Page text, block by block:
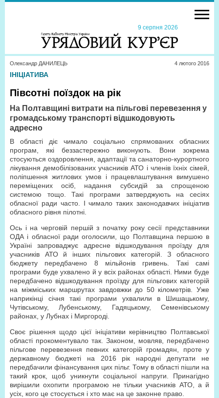
9 серпня 2026
Олександр ДАНИЛЕЦЬ 4 лютого 2016
ІНІЦІАТИВА
Півсотні поїздок на рік
На Полтавщині витрати на пільгові перевезення у
громадському транспорті відшкодовують
адресно
В області діє чимало соціально спрямованих обласних
програм, які беззастережно виконують. Вони зокрема
стосуються оздоровлення, адаптації та санаторно-курортного
лікування демобілізованих учасників АТО і членів їхніх сімей,
поліпшення житлових умов і працевлаштування вимушено
переміщених осіб, надання субсидій за спрощеною
системою тощо. Такі програми затверджують на сесіях
обласної ради часто. І чимало таких законодавчих ініціатив
обласного рівня пілотні.
Ось і на черговій першій з початку року сесії представники
ОДА і обласної ради оголосили, що Полтавщина першою в
Україні запроваджує адресне відшкодування проїзду для
учасників АТО й інших пільгових категорій. З обласного
бюджету передбачено 8 мільйонів гривень. Такі самі
програми буде ухвалено й у всіх районах області. Ними буде
передбачено відшкодування проїзду для пільгових категорій
на міжміських маршрутах завдовжки до 50 кілометрів. Уже
наприкінці січня такі програми ухвалили в Шишацькому,
Чутівському, Лубенському, Гадяцькому, Семенівському
районах, у Лубнах і Миргороді.
Своє рішення щодо цієї ініціативи керівництво Полтавської
області прокоментувало так. Законом, мовляв, передбачено
пільгове перевезення певних категорій громадян, проте у
державному бюджеті на 2016 рік народні депутати не
передбачили фінансування цих пільг. Тому в області пішли на
такий крок, щоб уникнути соціальної напруги. Принагідно
вирішили охопити програмою не тільки учасників АТО, а й
усіх, кого це стосується і хто має на це законне право.